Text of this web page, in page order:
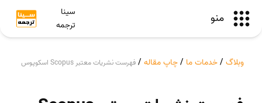
منو
سینا
ترجمه
وبلاگ /خدمات ما /چاپ مقاله / فهرست نشریات معتبر Scopus اسکوپوس